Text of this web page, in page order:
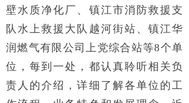
壁水质净化厂、镇江市消防救援支
队水上救援大队越河街站、镇江华
润燃气有限公司上党综合站等8个单
位，每到一处，都认真聆听相关负
责人的介绍，详细了解各单位的工